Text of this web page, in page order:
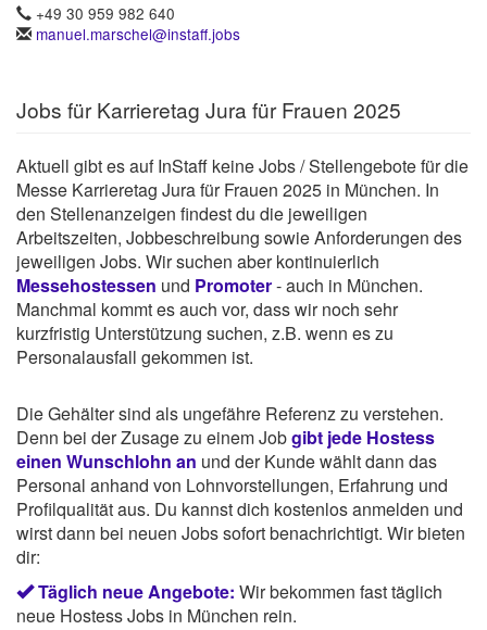
+49 30 959 982 640
manuel.marschel@instaff.jobs
Jobs für Karrieretag Jura für Frauen 2025
Aktuell gibt es auf InStaff keine Jobs / Stellengebote für die
Messe Karrieretag Jura für Frauen 2025 in München. In
den Stellenanzeigen findest du die jeweiligen
Arbeitszeiten, Jobbeschreibung sowie Anforderungen des
jeweiligen Jobs. Wir suchen aber kontinuierlich
Messehostessen und Promoter- auch in München.
Manchmal kommt es auch vor, dass wir noch sehr
kurzfristig Unterstützung suchen, z.B. wenn es zu
Personalausfall gekommen ist.
Die Gehälter sind als ungefähre Referenz zu verstehen.
Denn bei der Zusage zu einem Jobgibt jede Hostess
einen Wunschlohn an und der Kunde wählt dann das
Personal anhand von Lohnvorstellungen, Erfahrung und
Profilqualität aus. Du kannst dich kostenlos anmelden und
wirst dann bei neuen Jobs sofort benachrichtigt. Wir bieten
dir:
Täglich neue Angebote: Wir bekommen fast täglich
neue Hostess Jobs in München rein.